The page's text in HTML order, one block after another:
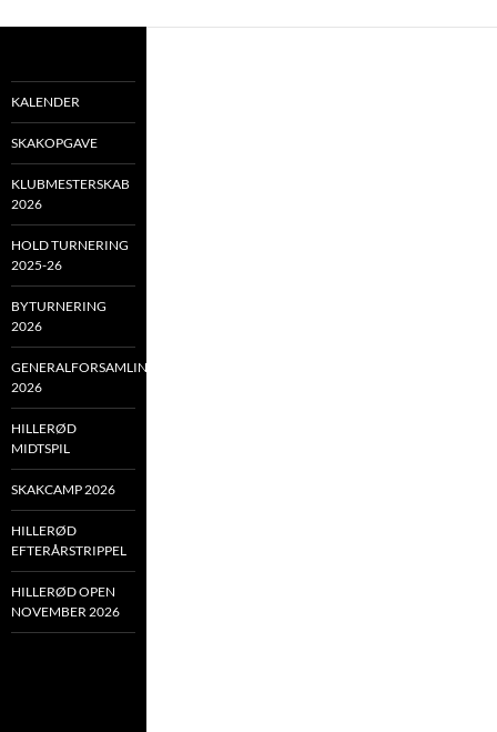
KALENDER
SKAKOPGAVE
KLUBMESTERSKAB
2026
HOLD TURNERING
2025-26
BYTURNERING
2026
GENERALFORSAMLING
2026
HILLERØD
MIDTSPIL
SKAKCAMP 2026
HILLERØD
EFTERÅRSTRIPPEL
HILLERØD OPEN
NOVEMBER 2026